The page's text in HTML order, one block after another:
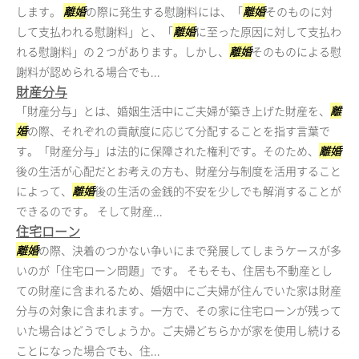
します。 離婚の際に発生する慰謝料には、「離婚そのものに対
して支払われる慰謝料」と、「離婚に至った原因に対して支払わ
れる慰謝料」の２つがあります。しかし、 離婚そのものによる慰
謝料が認められる場合でも...
財産分与
「財産分与」とは、婚姻生活中にご夫婦が築き上げた財産を、 離
婚の際、それぞれの貢献度に応じて分配することを指す言葉で
す。「財産分与」は法的に保障された権利です。そのため、 離婚
後の生活が心配だとお考えの方も、財産分与制度を活用すること
によって、 離婚後の生活の金銭的不安を少しでも解消することが
できるのです。 そして財産...
住宅ローン
離婚の際、決着のつかない争いにまで発展してしまうケースが多
いのが「住宅ローン問題」です。 そもそも、住居も不動産とし
ての財産に含まれるため、婚姻中にご夫婦が住んでいた家は財産
分与の対象に含まれます。一方で、その家に住宅ローンが残って
いた場合はどうでしょうか。ご夫婦どちらかが家を使用し続ける
ことになった場合でも、住...